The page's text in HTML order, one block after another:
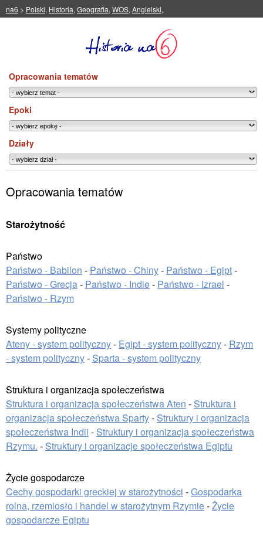
na6 > Polski, Historia, Geografia, WOS, Angielski,
Opracowania tematów
Epoki
Działy
Opracowania tematów
Starożytność
Państwo
Państwo - Babilon - Państwo - Chiny- Państwo - Egipt-
Państwo - Grecja- Państwo - Indie- Państwo - Izrael -
Państwo - Rzym
Systemy polityczne
Ateny - system polityczny- Egipt - system polityczny- Rzym
- system polityczny- Sparta - system polityczny
Struktura i organizacja społeczeństwa
Struktura i organizacja społeczeństwa Aten - Struktura i
organizacja społeczeństwa Sparty- Struktury i organizacja
społeczeństwa Indii - Struktury i organizacja społeczeństwa
Rzymu. - Struktury i organizacje społeczeństwa Egiptu
Życie gospodarcze
Cechy gospodarki greckiej w starożytności -Gospodarka
rolna, rzemiosło i handel w starożytnym Rzymie-Życie
gospodarcze Egiptu